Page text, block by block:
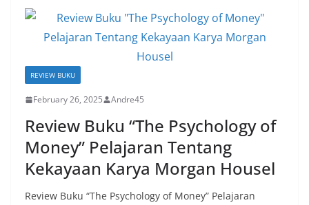
REVIEW BUKU
February 26, 2025 Andre45
Review Buku “The Psychology of
Money” Pelajaran Tentang
Kekayaan Karya Morgan Housel
Review Buku “The Psychology of Money” Pelajaran